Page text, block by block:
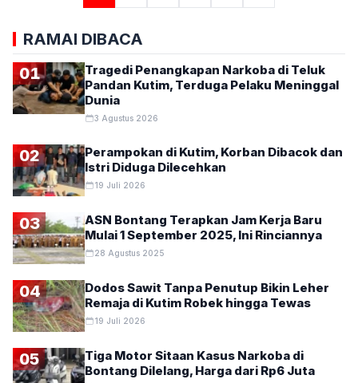
RAMAI DIBACA
01
Tragedi Penangkapan Narkoba di Teluk
Pandan Kutim, Terduga Pelaku Meninggal
Dunia
3 Agustus 2026
02
Perampokan di Kutim, Korban Dibacok dan
Istri Diduga Dilecehkan
19 Juli 2026
03
ASN Bontang Terapkan Jam Kerja Baru
Mulai 1 September 2025, Ini Rinciannya
28 Agustus 2025
04
Dodos Sawit Tanpa Penutup Bikin Leher
Remaja di Kutim Robek hingga Tewas
19 Juli 2026
05
Tiga Motor Sitaan Kasus Narkoba di
Bontang Dilelang, Harga dari Rp6 Juta